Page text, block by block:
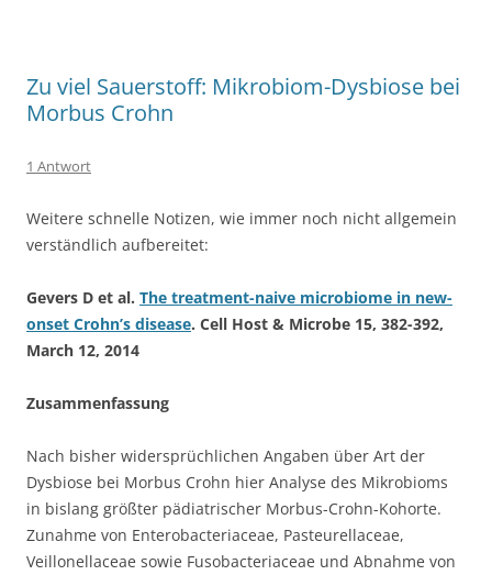
Zu viel Sauerstoff: Mikrobiom-Dysbiose bei
Morbus Crohn
1 Antwort
Weitere schnelle Notizen, wie immer noch nicht allgemein
verständlich aufbereitet:
Gevers D et al. The treatment-naive microbiome in new-
onset Crohn’s disease. Cell Host & Microbe 15, 382-392,
March 12, 2014
Zusammenfassung
Nach bisher widersprüchlichen Angaben über Art der
Dysbiose bei Morbus Crohn hier Analyse des Mikrobioms
in bislang größter pädiatrischer Morbus-Crohn-Kohorte.
Zunahme von Enterobacteriaceae, Pasteurellaceae,
Veillonellaceae sowie Fusobacteriaceae und Abnahme von